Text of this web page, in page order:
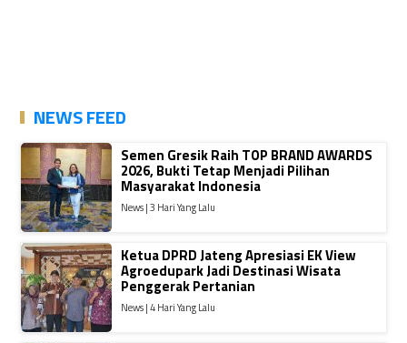
NEWS FEED
Semen Gresik Raih TOP BRAND AWARDS
2026, Bukti Tetap Menjadi Pilihan
Masyarakat Indonesia
News | 3 Hari Yang Lalu
Ketua DPRD Jateng Apresiasi EK View
Agroedupark Jadi Destinasi Wisata
Penggerak Pertanian
News | 4 Hari Yang Lalu